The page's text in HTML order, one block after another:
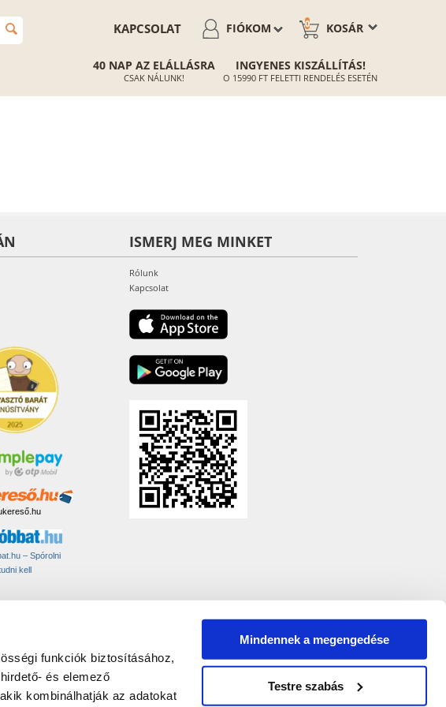
funkciók biztosításához,
és elemező
kombinálhatják az adatokat
Mindennek a megengedése
Testre szabás
KOSÁR
0
FIÓKOM
KAPCSOLAT
40 NAP AZ ELÁLLÁSRA
CSAK NÁLUNK!
INGYENES KISZÁLLÍTÁS!
O 15990 FT FELETTI RENDELÉS ESETÉN
– Spórolni
kell
ISMERJ MEG MINKET
Rólunk
Kapcsolat